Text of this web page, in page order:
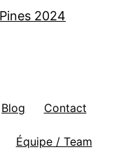
2024
Blog Contact
Équipe / Team